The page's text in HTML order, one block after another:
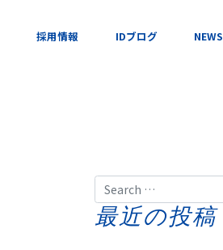
採用情報 IDブログ NEWS
Search
最近の投稿